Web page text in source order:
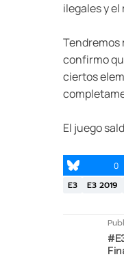
ilegales y
Tendremos
confirmo
ciertos
El juego
0
E3 E3 2019